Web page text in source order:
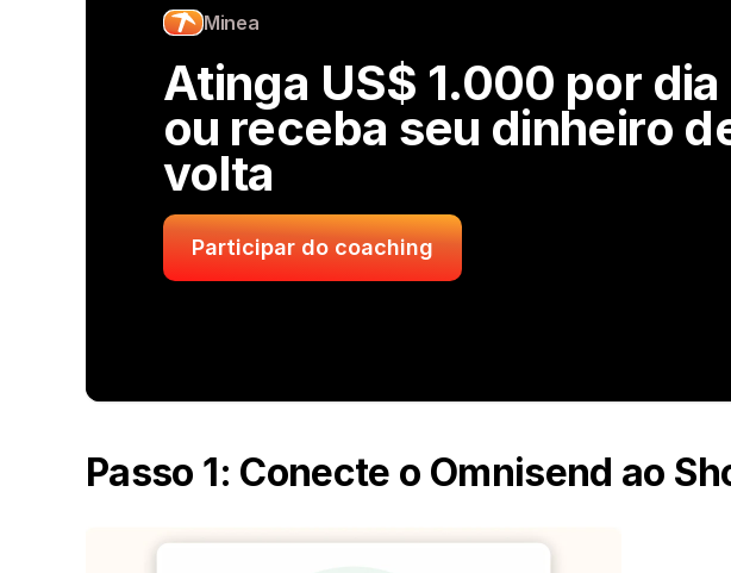
Minea
Atinga US$ 1.000 por dia
ou receba seu dinheiro
volta
Participar do coaching
Passo 1: Conecte o Omnisend ao